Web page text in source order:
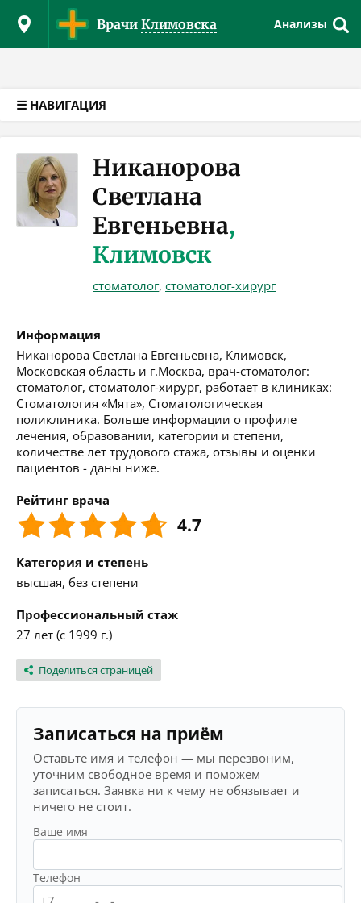
Врачи Климовска Анализы
☰ НАВИГАЦИЯ
Никанорова
Светлана
Евгеньевна,
Климовск
стоматолог, стоматолог-хирург
Информация
Никанорова Светлана Евгеньевна, Климовск,
Московская область и г.Москва, врач-стоматолог:
стоматолог, стоматолог-хирург, работает в клиниках:
Стоматология «Мята», Стоматологическая
поликлиника. Больше информации о профиле
лечения, образовании, категории и степени,
количестве лет трудового стажа, отзывы и оценки
пациентов - даны ниже.
Рейтинг врача
4.7
Категория и степень
высшая, без степени
Профессиональный стаж
27 лет (с 1999 г.)
Поделиться страницей
Записаться на приём
Оставьте имя и телефон — мы перезвоним,
уточним свободное время и поможем
записаться. Заявка ни к чему не обязывает и
ничего не стоит.
Ваше имя
Телефон